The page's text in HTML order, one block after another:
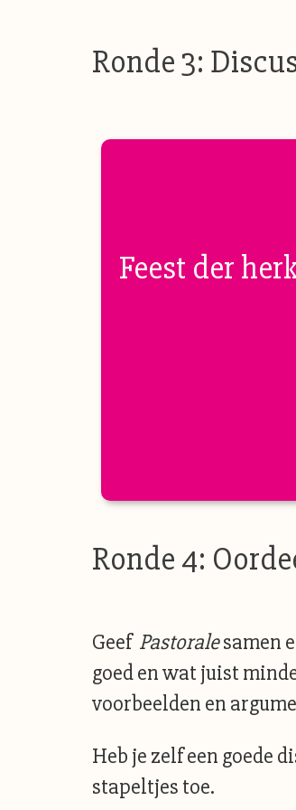
Ronde 3:
Feest der
Ronde 4:
Geef Pastoralesamen
goed en wat juist
voorbeelden en
Heb je zelf een goede
stapeltjes toe.